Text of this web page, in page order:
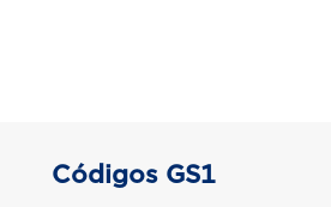
Códigos GS1